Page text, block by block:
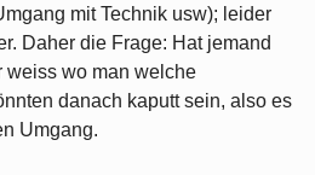
mit Technik usw); leider
Daher die Frage: Hat jemand
weiss wo man welche
danach kaputt sein, also es
Umgang.